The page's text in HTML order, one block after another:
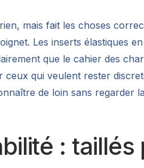
mais fait les choses
Les inserts élastiques en
que le cahier des
qui veulent rester
de loin sans
: